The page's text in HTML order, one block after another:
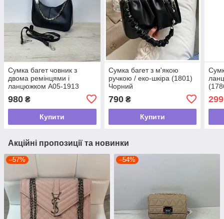
Сумка багет човник з
двома ремінцями і
ланцюжком А05-1913
980 ₴
Купити
Сумка багет з м'якою
ручкою / еко-шкіра (1801)
Чорний
790₴
Купити
299
Акційні пропозиції та новинки
–57% –54%